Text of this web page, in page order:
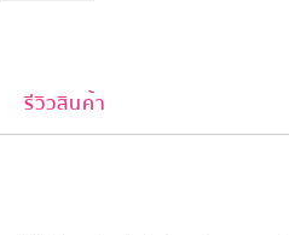
รีวิวสินค้า